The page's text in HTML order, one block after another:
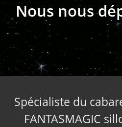
Nous nous
Spécialiste du
FANTASMAGIC